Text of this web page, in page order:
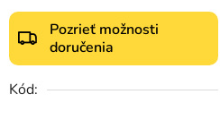
Pozrieť možnosti
doručenia
Kód: